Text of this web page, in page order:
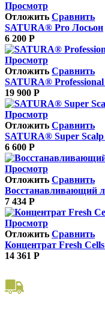
Просмотр
Отложить Сравнить
SATURA® Pro Лосьон
6 200 Р
Просмотр
Отложить Сравнить
SATURA®
19 900 Р
Просмотр
Отложить Сравнить
SATURA® Super
6 600 Р
Просмотр
Отложить Сравнить
Восстанавливающий
7 434 Р
Просмотр
Отложить Сравнить
Концентрат Fresh
14 361 Р